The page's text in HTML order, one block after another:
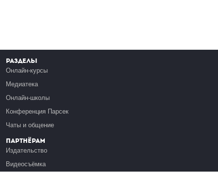
Разделы
Онлайн-курсы
Медиатека
Онлайн-школы
Конференция Парсек
Чаты и общение
Партнёрам
Издательство
Видеосъёмка